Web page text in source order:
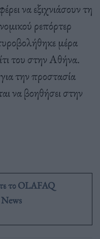
να εξιχνιάσουν τη
ρεπόρτερ
μέρα
του στην Αθήνα.
την προστασία
να βοηθήσει στην
το OLAFAQ